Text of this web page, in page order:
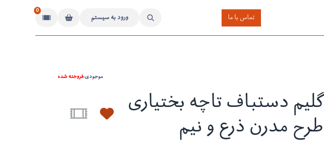
تماس با ما ورود به سیستم
0
موجودی:فروخته شده
گلیم دستباف تاچه بختیاری
طرح مدرن ذرع و نیم